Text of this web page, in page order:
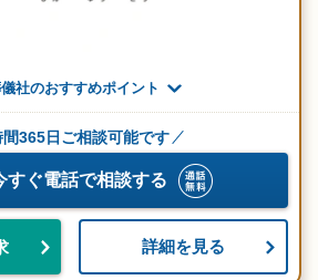
社のおすすめポイント
365日ご相談可能です
すぐ電話で相談する
詳細を見る